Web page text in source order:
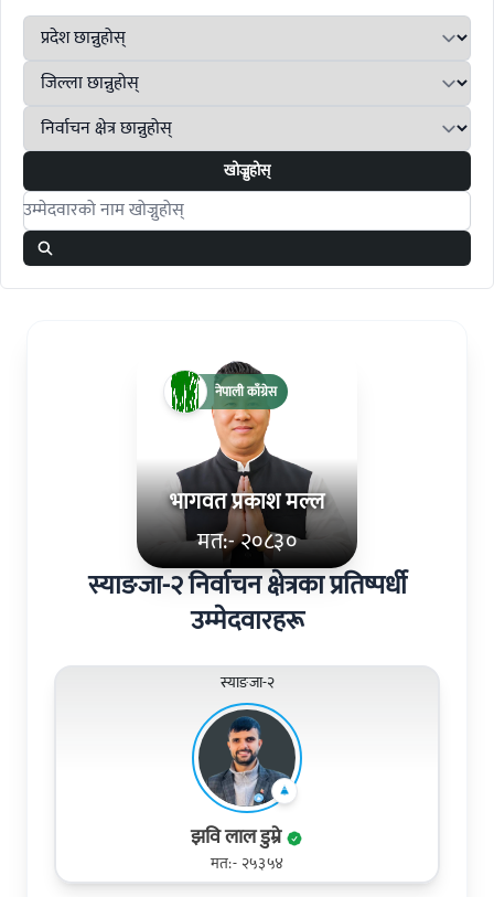
खोज्नुहोस्
Search candidates
भागवत प्रकाश मल्ल
मत:- २०८३०
नेपाली काँग्रेस
स्याङजा-२ निर्वाचन क्षेत्रका प्रतिष्पर्धी
उम्मेदवारहरू
स्याङजा-२
झवि लाल डुम्रे
मत:- २५३५४